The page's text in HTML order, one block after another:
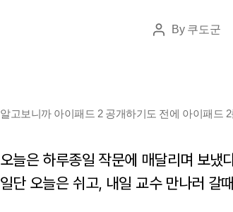
PostBy 쿠도군
알고보니까 아이패드 2 공개하기도 전에 아이패드
오늘은 하루종일 작문에 매달리며 보냈
일단 오늘은 쉬고, 내일 교수 만나러 갈